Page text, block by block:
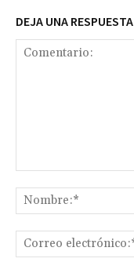
DEJA UNA RESPUESTA